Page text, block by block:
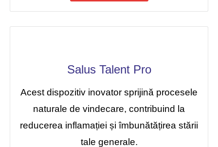
Salus Talent Pro
Acest dispozitiv inovator sprijină procesele
naturale de vindecare, contribuind la
reducerea inflamației și îmbunătățirea stării
tale generale.